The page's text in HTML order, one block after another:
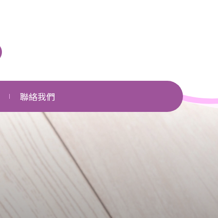
聯絡我們
單位一覽
相關網頁